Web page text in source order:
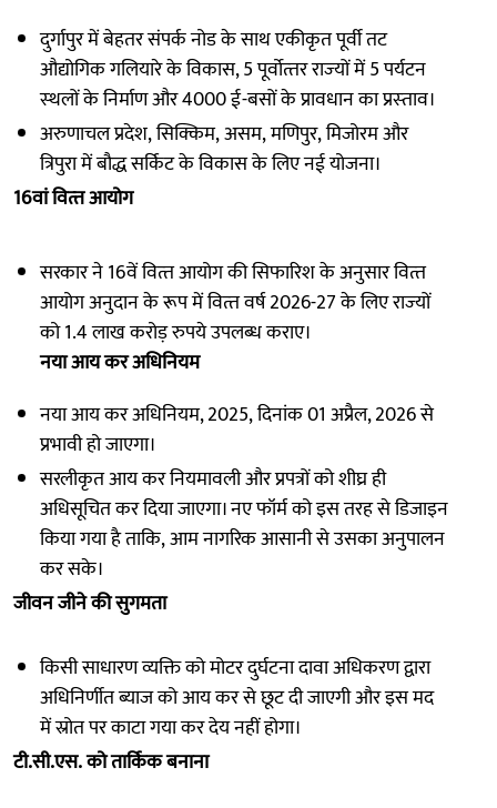
दुर्गापुर में बेहतर संपर्क नोड के साथ एकीकृत पूर्वी तट
औद्योगिक गलियारे के विकास, 5 पूर्वोत्‍तर राज्‍यों में 5 पर्यटन
स्‍थलों के निर्माण और 4000 ई-बसों के प्रावधान का प्रस्‍ताव।
अरुणाचल प्रदेश, सिक्किम, असम, मणिपुर, मिजोरम और
त्रिपुरा में बौद्ध सर्किट के विकास के लिए नई योजना।
16वां वित्‍त आयोग
सरकार ने 16वें वित्‍त आयोग की सिफारिश के अनुसार वित्‍त
आयोग अनुदान के रूप में वित्‍त वर्ष 2026-27 के लिए राज्‍यों
को 1.4 लाख करोड़ रुपये उपलब्‍ध कराए।
नया आय कर अधिनियम
नया आय कर अधिनियम, 2025, दिनांक 01 अप्रैल, 2026 से
प्रभावी हो जाएगा।
सरलीकृत आय कर नियमावली और प्रपत्रों को शीघ्र ही
अधिसूचित कर दिया जाएगा। नए फॉर्म को इस तरह से डिजाइन
किया गया है ताकि, आम नागरिक आसानी से उसका अनुपालन
कर सके।
जीवन जीने की सुगमता
किसी साधारण व्‍यक्ति को मोटर दुर्घटना दावा अधिकरण द्वारा
अधिनिर्णीत ब्‍याज को आय कर से छूट दी जाएगी और इस मद
में स्रोत पर काटा गया कर देय नहीं होगा।
टी.सी.एस. को तार्किक बनाना